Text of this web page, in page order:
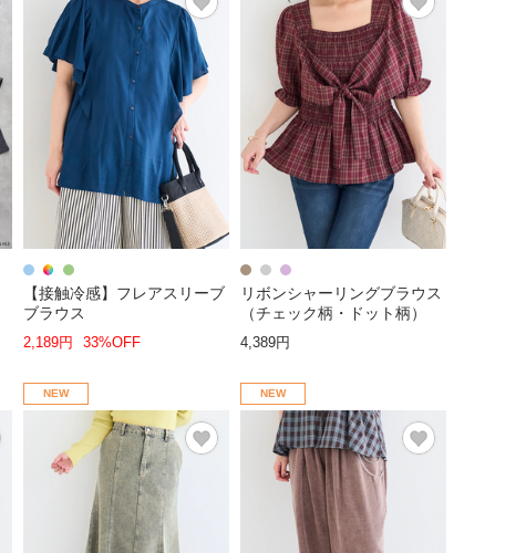
【接触冷感】フレアスリーブ
ブラウス
2,189円 33%OFF
リボンシャーリングブラウス
（チェック柄・ドット柄）
4,389円
NEW NEW